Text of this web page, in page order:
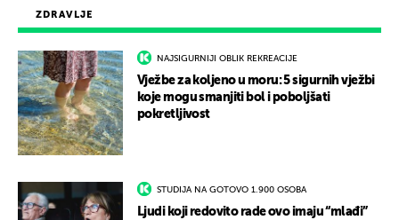
ZDRAVLJE
NAJSIGURNIJI OBLIK REKREACIJE
Vježbe za koljeno u moru: 5 sigurnih vježbi
koje mogu smanjiti bol i poboljšati
pokretljivost
STUDIJA NA GOTOVO 1.900 OSOBA
Ljudi koji redovito rade ovo imaju “mlađi”